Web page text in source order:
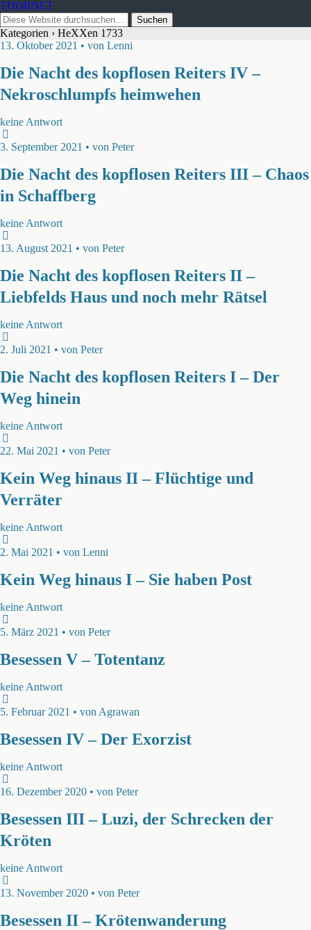
THORNET
Kategorien › HeXXen 1733
13. Oktober 2021 • von Lenni
Die Nacht des kopflosen Reiters IV –
Nekroschlumpfs heimwehen
keine Antwort
3. September 2021 • von Peter
Die Nacht des kopflosen Reiters III – Chaos
in Schaffberg
keine Antwort
13. August 2021 • von Peter
Die Nacht des kopflosen Reiters II –
Liebfelds Haus und noch mehr Rätsel
keine Antwort
2. Juli 2021 • von Peter
Die Nacht des kopflosen Reiters I – Der
Weg hinein
keine Antwort
22. Mai 2021 • von Peter
Kein Weg hinaus II – Flüchtige und
Verräter
keine Antwort
2. Mai 2021 • von Lenni
Kein Weg hinaus I – Sie haben Post
keine Antwort
5. März 2021 • von Peter
Besessen V – Totentanz
keine Antwort
5. Februar 2021 • von Agrawan
Besessen IV – Der Exorzist
keine Antwort
16. Dezember 2020 • von Peter
Besessen III – Luzi, der Schrecken der
Kröten
keine Antwort
13. November 2020 • von Peter
Besessen II – Krötenwanderung